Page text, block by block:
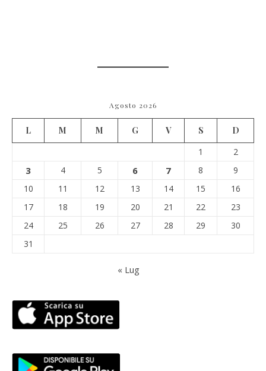
Agosto 2026
L M M G V S
D
1
2
3 4 5 6 7 8
9
10
11 12 13 14 15
16
17
18 19 20 21 22
23
24
25 26 27 28 29
30
31
« Lug